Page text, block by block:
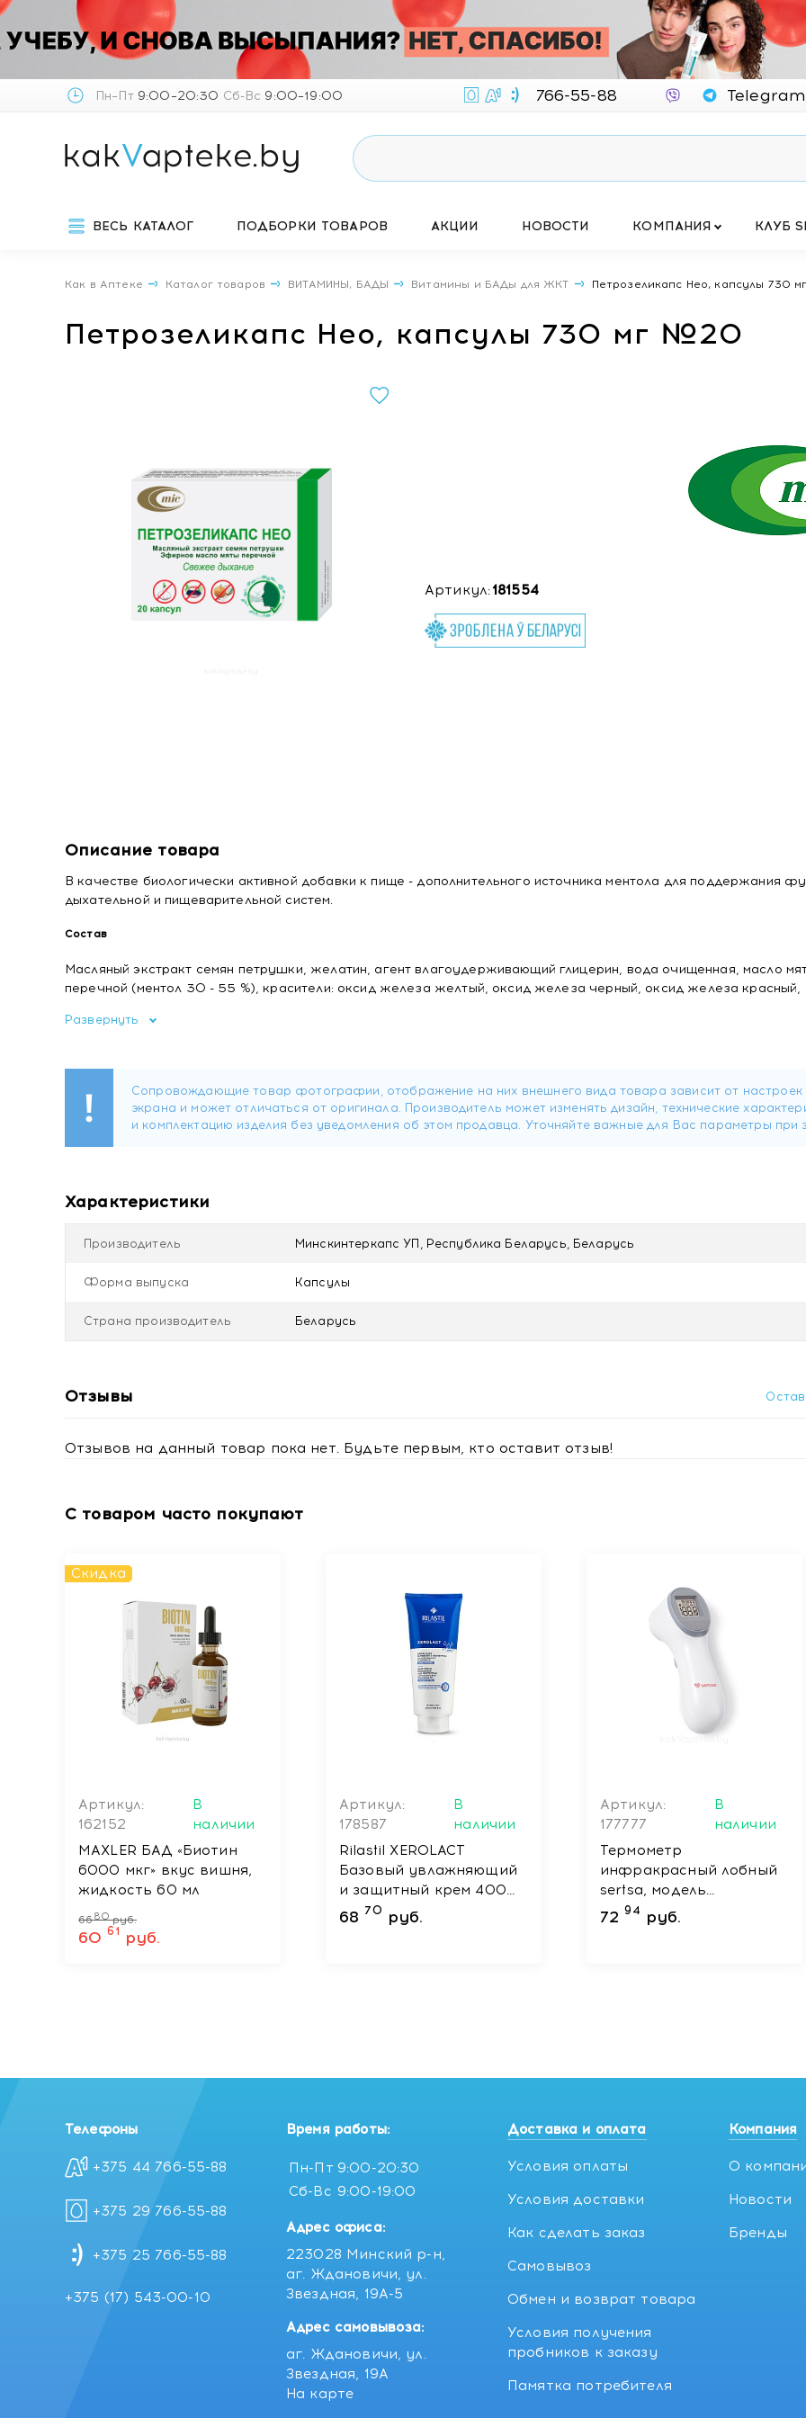
Пн–Пт9:00–20:30 Сб-Вс 9:00–19:00 766-55-88
ВЕСЬ КАТАЛОГ ПОДБОРКИ ТОВАРОВ АКЦИИ НОВОСТИ КОМПАНИЯ КЛУБ
Как в Аптеке Каталог товаров ВИТАМИНЫ, БАДЫ Витамины и БАДы для ЖКТ Петрозеликапс Нео, капсулы 730
Петрозеликапс Нео, капсулы 730 мг №20
Артикул:181554
Описание товара
В качестве биологически активной добавки к пище - дополнительного источника ментола для поддержания
дыхательной и пищеварительной систем.
Состав
Масляный экстракт семян петрушки, желатин, агент влагоудерживающий глицерин, вода очищенная, масло
перечной (ментол 30 - 55 %), красители: оксид железа желтый, оксид железа черный, оксид железа красный,
Одна капсула содержит: ментола - 4,4 мг.
Рекомендации по применению
Не является лекарственным средством.
Не рекомендуется применение продукта лицам моложе 18 лет, беременным и кормящим грудью женщинам.
Купить Петрозеликапс Нео, капсулы 730 мг №20 с доставкой в Минске
Развернуть
Характеристики
Производитель Минскинтеркапс УП, Республика Беларусь, Беларусь
Форма выпуска Капсулы
Страна производитель Беларусь
Отзывы
Отзывов на данный товар пока нет. Будьте первым, кто оставит отзыв!
С товаром часто покупают
Скидка
Артикул:
162152
В
наличии
MAXLER БАД «Биотин
6000 мкг» вкус вишня,
жидкость 60 мл
6680 руб.
60 61 руб.
Артикул:
178587
В
наличии
Rilastil XEROLACT
Базовый увлажняющий
и защитный крем 400
мл
68 70 руб.
Артикул:
177777
В
наличии
Термометр
инфракрасный лобный
sertsa, модель
Тэрмаэкспрэс (DET-
72 94 руб.
Телефоны
+375 44 766-55-88
+375 29 766-55-88
+375 25 766-55-88
+375 (17) 543-00-10
Время работы:
Пн-Пт 9:00-20:30
Сб-Вс 9:00-19:00
Адрес офиса:
223028 Минский р-н,
аг. Ждановичи, ул.
Звездная, 19А-5
Адрес самовывоза:
аг. Ждановичи, ул.
Звездная, 19А
На карте
Доставка и оплата
Условия оплаты
Условия доставки
Как сделать заказ
Самовывоз
Обмен и возврат товара
Условия получения
пробников к заказу
Памятка потребителя
Компания
О
Новости
Бренды